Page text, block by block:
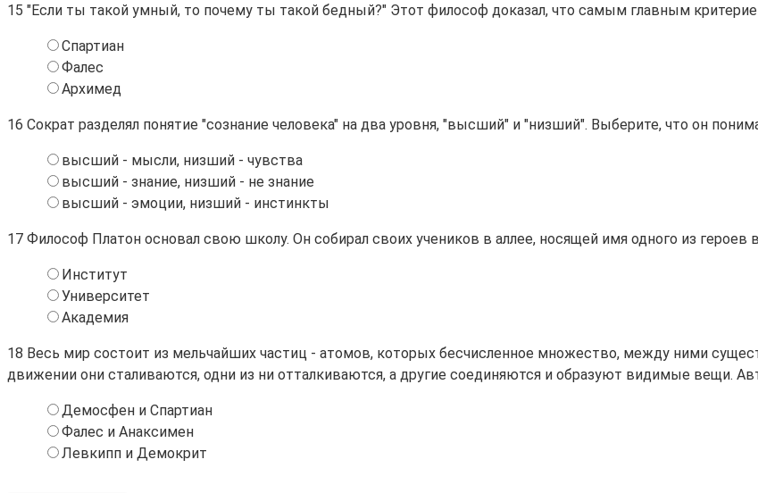
15 "Если ты такой умный, то почему ты такой бедный?" Этот философ доказал, что самым главным
Спартиан
Фалес
Архимед
16 Сократ разделял понятие "сознание человека" на два уровня, "высший" и "низший". Выберите, что он
высший - мысли, низший - чувства
высший - знание, низший - не знание
высший - эмоции, низший - инстинкты
17 Философ Платон основал свою школу. Он собирал своих учеников в аллее, носящей имя одного из героев
Институт
Университет
Академия
18 Весь мир состоит из мельчайших частиц - атомов, которых бесчисленное множество, между ними
движении они сталиваются, одни из ни отталкиваются, а другие соединяются и образуют видимые вещи.
Демосфен и Спартиан
Фалес и Анаксимен
Левкипп и Демокрит